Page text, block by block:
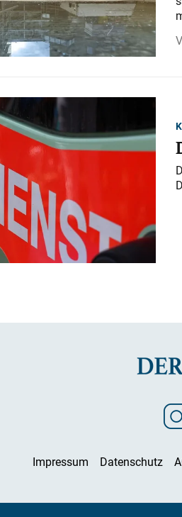
Impressum Datenschutz